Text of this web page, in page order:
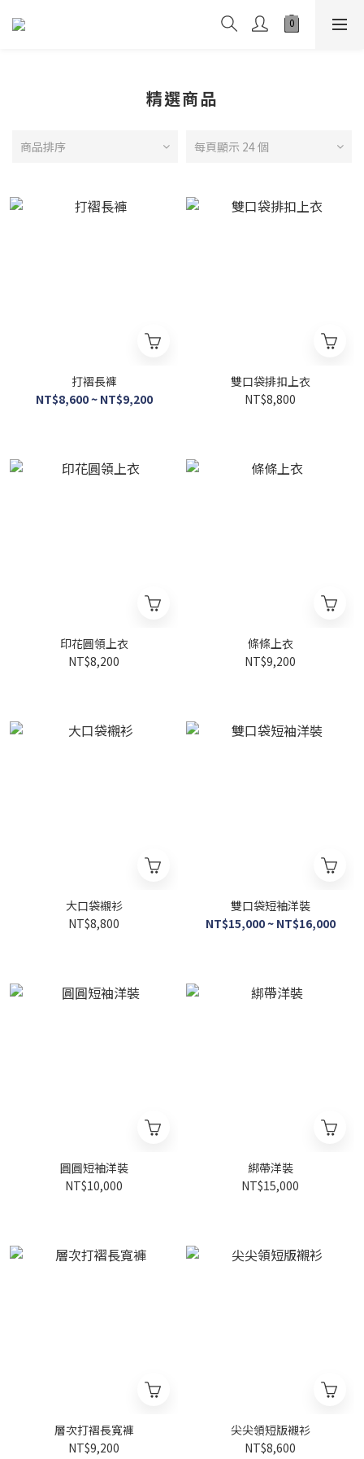
精選商品
商品排序 每頁顯示 24 個
打褶長褲
NT$8,600 ~ NT$9,200
雙口袋排扣上衣
NT$8,800
印花圓領上衣
NT$8,200
條條上衣
NT$9,200
大口袋襯衫
NT$8,800
雙口袋短袖洋裝
NT$15,000 ~ NT$16,000
圓圓短袖洋裝
NT$10,000
綁帶洋裝
NT$15,000
層次打褶長寬褲
NT$9,200
尖尖領短版襯衫
NT$8,600